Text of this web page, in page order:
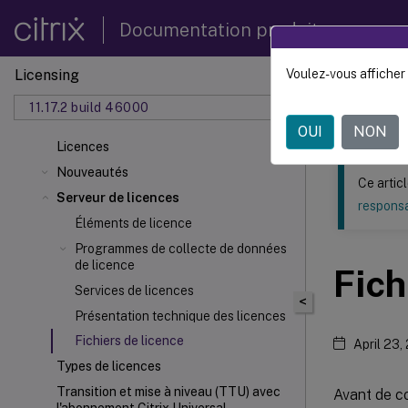
Documentation produit
Licensing
11.17.2 build 46000
Licences
Nouveautés
Serveur de licences
Éléments de licence
Programmes de collecte de données
de licence
Services de licences
Présentation technique des licences
Fichiers de licence
Types de licences
Transition et mise à niveau (TTU) avec
Ce contenu a
<
Ce
April 23,
Avant de
Voulez-vous
OUI NON